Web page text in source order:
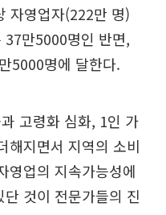
자영업자(222만 명)
37만5000명인 반면,
5000명에 달한다.
고령화 심화, 1인 가
해지면서 지역의 소비
영업의 지속가능성에
것이 전문가들의 진